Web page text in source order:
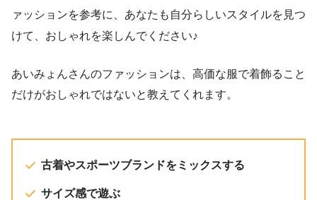
ァッションを参考に、あなたも自分らしいスタイルを見つ
けて、おしゃれを楽しんでください♪
あいみょんさんのファッションは、高価な服で着飾ること
だけがおしゃれではないと教えてくれます。
古着やスポーツブランドをミックスする
サイズ感で遊ぶ